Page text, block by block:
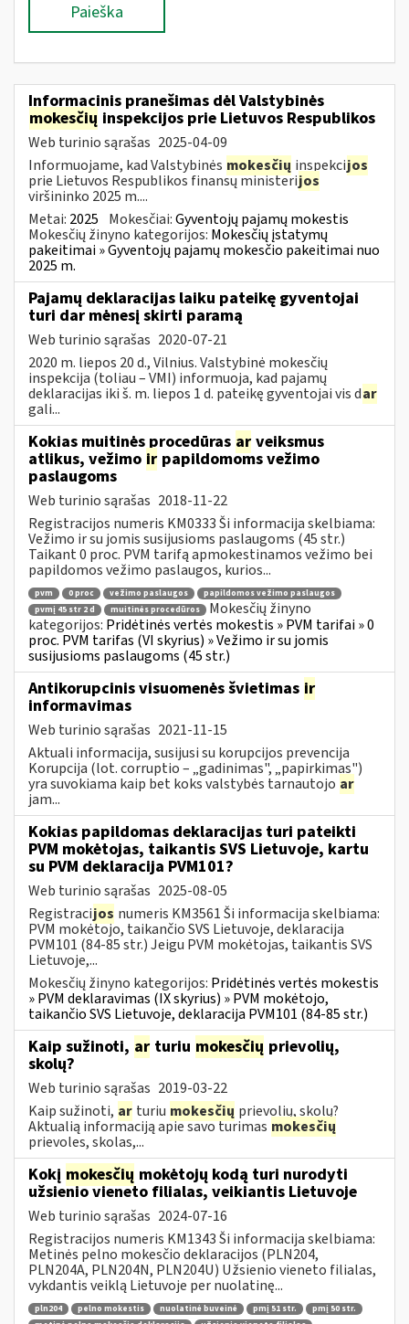
Paieška
Informacinis pranešimas dėl Valstybinės
mokesčių inspekcijos prie Lietuvos Respublikos
Web turinio sąrašas 2025-04-09
Informuojame, kad Valstybinės mokesčių inspekcijos
prie Lietuvos Respublikos finansų ministerijos
viršininko 2025 m....
Metai: 2025 Mokesčiai:Gyventojų pajamų mokestis
Mokesčių žinyno kategorijos: Mokesčių įstatymų
pakeitimai » Gyventojų pajamų mokesčio pakeitimai nuo
2025 m.
Pajamų deklaracijas laiku pateikę gyventojai
turi dar mėnesį skirti paramą
Web turinio sąrašas 2020-07-21
2020 m. liepos 20 d., Vilnius. Valstybinė mokesčių
inspekcija (toliau – VMI) informuoja, kad pajamų
deklaracijas iki š. m. liepos 1 d. pateikę gyventojai vis dar
gali...
Kokias muitinės procedūras ar veiksmus
atlikus, vežimo ir papildomoms vežimo
paslaugoms
Web turinio sąrašas 2018-11-22
Registracijos numeris KM0333 Ši informacija skelbiama:
Vežimo ir su jomis susijusioms paslaugoms (45 str.)
Taikant 0 proc. PVM tarifą apmokestinamos vežimo bei
papildomos vežimo paslaugos, kurios...
pvm 0 proc vežimo paslaugos
papildomos vežimo paslaugos
pvmį 45 str 2 d
muitinės procedūros
Mokesčių žinyno
kategorijos: Pridėtinės vertės mokestis » PVM tarifai » 0
proc. PVM tarifas (VI skyrius) » Vežimo ir su jomis
susijusioms paslaugoms (45 str.)
Antikorupcinis visuomenės švietimas ir
informavimas
Web turinio sąrašas 2021-11-15
Aktuali informacija, susijusi su korupcijos prevencija
Korupcija (lot. corruptio – „gadinimas", „papirkimas")
yra suvokiama kaip bet koks valstybės tarnautojo ar
jam...
Kokias papildomas deklaracijas turi pateikti
PVM mokėtojas, taikantis SVS Lietuvoje, kartu
su PVM deklaracija PVM101?
Web turinio sąrašas 2025-08-05
Registracijos numeris KM3561 Ši informacija skelbiama:
PVM mokėtojo, taikančio SVS Lietuvoje, deklaracija
PVM101 (84-85 str.) Jeigu PVM mokėtojas, taikantis SVS
Lietuvoje,...
Mokesčių žinyno kategorijos: Pridėtinės vertės mokestis
» PVM deklaravimas (IX skyrius) » PVM mokėtojo,
taikančio SVS Lietuvoje, deklaracija PVM101 (84-85 str.)
Kaip sužinoti, ar turiu mokesčių prievolių,
skolų?
Web turinio sąrašas 2019-03-22
Kaip sužinoti, ar turiu mokesčių prievolių, skolų?
Aktualią informaciją apie savo turimas mokesčių
prievoles, skolas,...
Kokį mokesčių mokėtojų kodą turi nurodyti
užsienio vieneto filialas, veikiantis Lietuvoje
Web turinio sąrašas 2024-07-16
Registracijos numeris KM1343 Ši informacija skelbiama:
Metinės pelno mokesčio deklaracijos (PLN204,
PLN204A, PLN204N, PLN204U) Užsienio vieneto filialas,
vykdantis veiklą Lietuvoje per nuolatinę...
pln204 pelno mokestis nuolatinė buveinė pmį 51 str.
pmį 50 str.